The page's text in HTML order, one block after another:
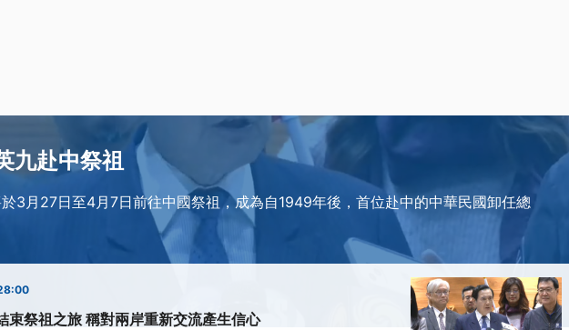
九赴中祭祖
3月27日至4月7日前往中國祭祖，成為自1949年後，首位赴中的中華民國卸任總
束祭祖之旅 稱對兩岸重新交流產生信心